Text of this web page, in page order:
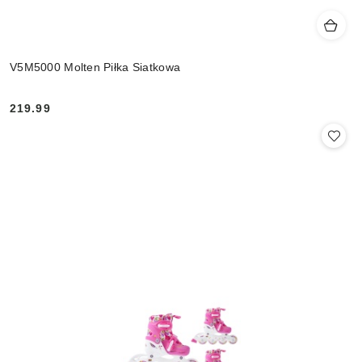
V5M5000 Molten Piłka Siatkowa
Cena:
219.99